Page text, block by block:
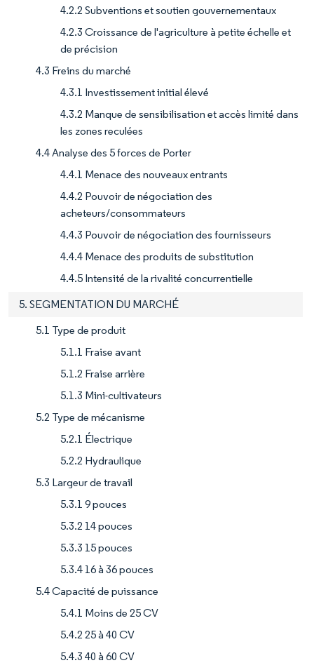
4.2.2 Subventions et soutien gouvernementaux
4.2.3 Croissance de l'agriculture à petite échelle et
de précision
4.3 Freins du marché
4.3.1 Investissement initial élevé
4.3.2 Manque de sensibilisation et accès limité dans
les zones reculées
4.4 Analyse des 5 forces de Porter
4.4.1 Menace des nouveaux entrants
4.4.2 Pouvoir de négociation des
acheteurs/consommateurs
4.4.3 Pouvoir de négociation des fournisseurs
4.4.4 Menace des produits de substitution
4.4.5 Intensité de la rivalité concurrentielle
5. SEGMENTATION DU MARCHÉ
5.1 Type de produit
5.1.1 Fraise avant
5.1.2 Fraise arrière
5.1.3 Mini-cultivateurs
5.2 Type de mécanisme
5.2.1 Électrique
5.2.2 Hydraulique
5.3 Largeur de travail
5.3.1 9 pouces
5.3.2 14 pouces
5.3.3 15 pouces
5.3.4 16 à 36 pouces
5.4 Capacité de puissance
5.4.1 Moins de 25 CV
5.4.2 25 à 40 CV
5.4.3 40 à 60 CV